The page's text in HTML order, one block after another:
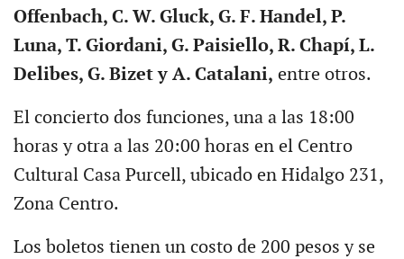
Offenbach, C. W. Gluck, G. F. Handel, P.
Luna, T. Giordani, G. Paisiello, R. Chapí, L.
Delibes, G. Bizet y A. Catalani, entre otros.
El concierto dos funciones, una a las 18:00
horas y otra a las 20:00 horas en el Centro
Cultural Casa Purcell, ubicado en Hidalgo 231,
Zona Centro.
Los boletos tienen un costo de 200 pesos y se